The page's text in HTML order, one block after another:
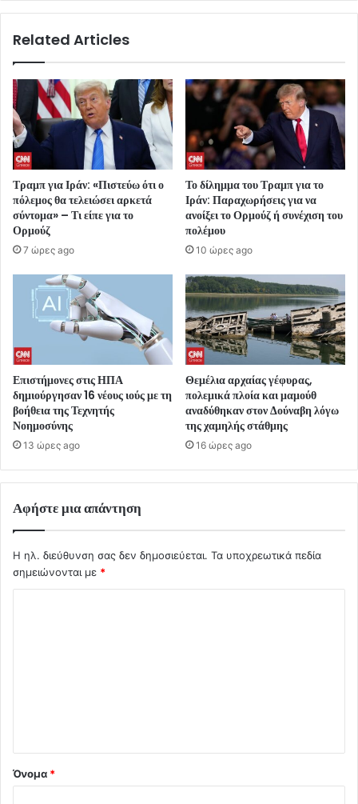
Related Articles
Τραμπ για Ιράν: «Πιστεύω ότι ο
πόλεμος θα τελειώσει αρκετά
σύντομα» – Τι είπε για το
Ορμούζ
7 ώρες ago
Το δίλημμα του Τραμπ για το
Ιράν: Παραχωρήσεις για να
ανοίξει το Ορμούζ ή συνέχιση του
πολέμου
10 ώρες ago
Επιστήμονες στις ΗΠΑ
δημιούργησαν 16 νέους ιούς με τη
βοήθεια της Τεχνητής
Νοημοσύνης
13 ώρες ago
Θεμέλια αρχαίας γέφυρας,
πολεμικά πλοία και μαμούθ
αναδύθηκαν στον Δούναβη λόγω
της χαμηλής στάθμης
16 ώρες ago
Αφήστε μια απάντηση
Η ηλ. διεύθυνση σας δεν δημοσιεύεται. Τα υποχρεωτικά πεδία
σημειώνονται με *
Όνομα *